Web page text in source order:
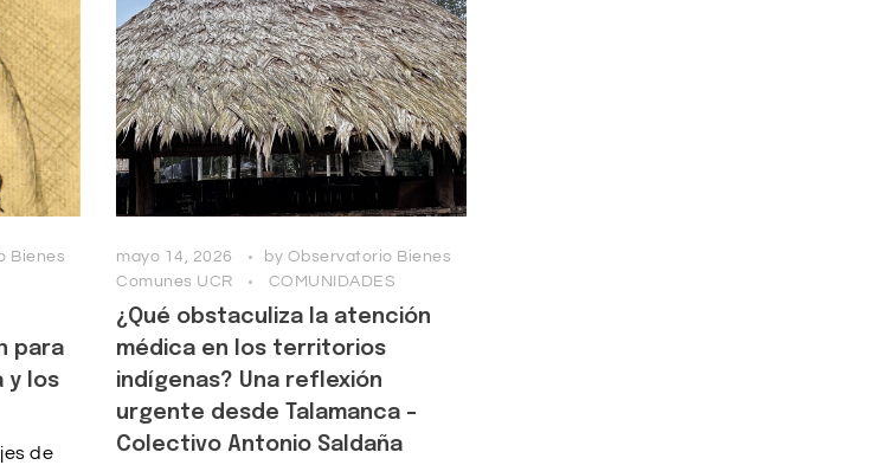
Bienes
para
y los
de
mayo 14, 2026 by Observatorio Bienes
Comunes UCR
COMUNIDADES
¿Qué obstaculiza la atención
médica en los territorios
indígenas? Una reflexión
urgente desde Talamanca –
Colectivo Antonio Saldaña